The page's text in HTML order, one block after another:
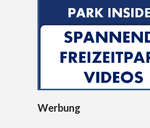
Werbung